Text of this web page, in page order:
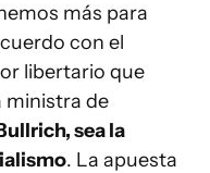
más para
con el
libertario que
ministra de
sea la
. La apuesta